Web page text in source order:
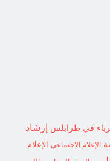
في طرابلس إرشاد
الإعلام الاجتماعي
الإعلام